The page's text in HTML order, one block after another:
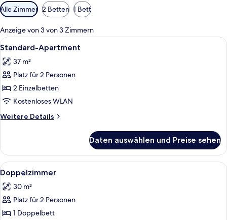
Verfügbare
Filter
für
Zimmer
Alle Zimmer 2 Betten 1 Bett
Anzeige von 3 von 3 Zimmern
Alle
Fotos
für
Standard-
Apartment
anzeigen
Standard-Apartment | 1
3
Standard-Apartment
37 m²
Platz für 2 Personen
2 Einzelbetten
Kostenloses WLAN
Weitere Details
Weitere
Apartment
Daten auswählen und Preise sehen
Alle
Fotos
für
Doppelzimmer
anzeigen
Doppelzimmer | 1 Schlafzimmer,
1
Doppelzimmer
30 m²
Platz für 2 Personen
1 Doppelbett